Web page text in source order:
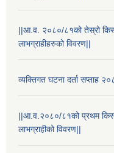
||आ.व. २०८०/८१को तेस्रो किस्ता
लाभग्राहीहरुको विवरण||
व्यक्तिगत घटना दर्ता सप्ताह
||आ.व.२०८०/८१को प्रथम किस्ता
लाभग्राहीको विवरण||